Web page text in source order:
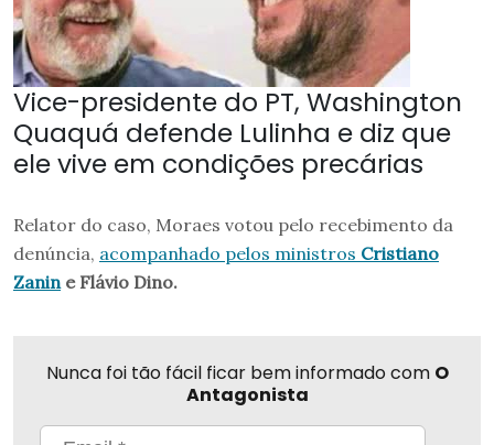
Vice-presidente do PT, Washington
Quaquá defende Lulinha e diz que
ele vive em condições precárias
Relator do caso, Moraes votou pelo recebimento da
denúncia, acompanhado pelos ministros Cristiano
Zanine Flávio Dino.
Nunca foi tão fácil ficar bem informado com O
Antagonista